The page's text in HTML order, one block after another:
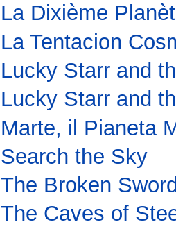
La Dixième
La Tentacion
Lucky Starr and
Lucky Starr and
Marte, il Pianeta
Search the Sky
The Broken
The Caves of